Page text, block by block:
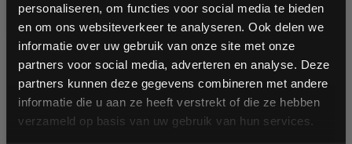
personaliseren, om functies voor social media te bieden
en om ons websiteverkeer te analyseren. Ook delen we
informatie over uw gebruik van onze site met onze
partners voor social media, adverteren en analyse. Deze
partners kunnen deze gegevens combineren met andere
informatie die u aan ze heeft verstrekt of die ze hebben
verzameld op basis van uw gebruik van hun services.
Vergelijk
1
Schrijf je in voor onze nieuwsbrief om op de hoogte te
blijven over onze nieuwe producten, deals en meer
interessante info. Ontvang 5% korting op je eerstvolgende
aankoop! 😀